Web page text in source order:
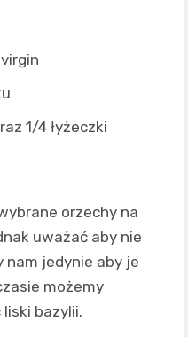
1/4 łyżeczki
orzechy na
uważać aby nie
nam jedynie aby je
możemy
liski bazylii.